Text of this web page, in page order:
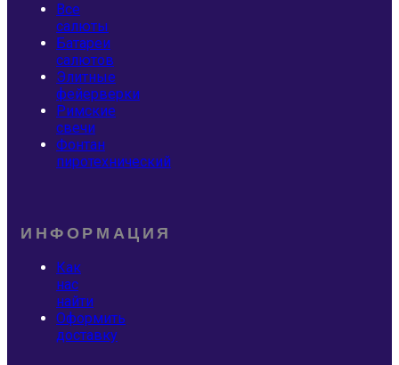
Все
салюты
Батареи
салютов
Элитные
фейерверки
Римские
свечи
Фонтан
пиротехнический
ИНФОРМАЦИЯ
Как
нас
найти
Оформить
доставку